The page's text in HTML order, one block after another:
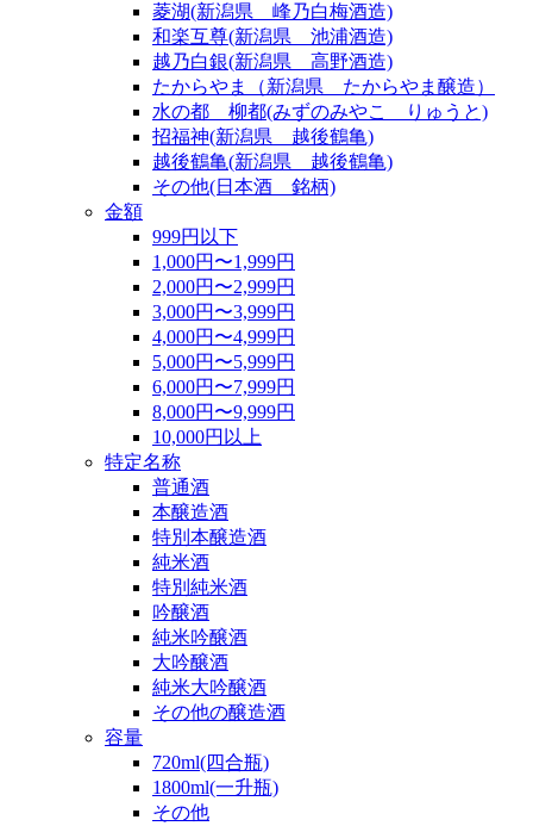
菱湖(新潟県 峰乃白梅酒造)
和楽互尊(新潟県 池浦酒造)
越乃白銀(新潟県 高野酒造)
たからやま（新潟県 たからやま醸造）
水の都 柳都(みずのみやこ りゅうと)
招福神(新潟県 越後鶴亀)
越後鶴亀(新潟県 越後鶴亀)
その他(日本酒 銘柄)
金額
999円以下
1,000円〜1,999円
2,000円〜2,999円
3,000円〜3,999円
4,000円〜4,999円
5,000円〜5,999円
6,000円〜7,999円
8,000円〜9,999円
10,000円以上
特定名称
普通酒
本醸造酒
特別本醸造酒
純米酒
特別純米酒
吟醸酒
純米吟醸酒
大吟醸酒
純米大吟醸酒
その他の醸造酒
容量
720ml(四合瓶)
1800ml(一升瓶)
その他